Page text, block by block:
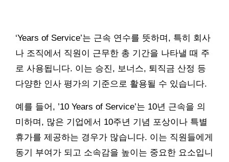
‘Years of Service’는 근속 연수를 뜻하며, 특히 회사
나 조직에서 직원이 근무한 총 기간을 나타낼 때 주
로 사용됩니다. 이는 승진, 보너스, 퇴직금 산정 등
다양한 인사 평가의 기준으로 활용될 수 있습니다.
예를 들어, ’10 Years of Service’는 10년 근속을 의
미하며, 많은 기업에서 10주년 기념 포상이나 특별
휴가를 제공하는 경우가 많습니다. 이는 직원들에게
동기 부여가 되고 소속감을 높이는 중요한 요소입니